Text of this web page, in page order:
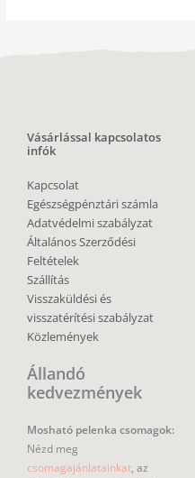
Vásárlással kapcsolatos
infók
Kapcsolat
Egészségpénztári számla
Adatvédelmi szabályzat
Általános Szerződési
Feltételek
Szállítás
Visszaküldési és
visszatérítési szabályzat
Közlemények
Állandó
kedvezmények
Mosható pelenka csomagok:
Nézd meg
csomagajánlatainkat, az